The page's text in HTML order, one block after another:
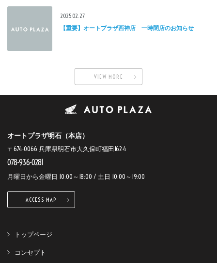
2025.02.27
【重要】オートプラザ西神店 一時閉店のお知らせ
VIEW MORE
オートプラザ明石（本店）
〒674-0066 兵庫県明石市大久保町福田162-4
078-936-0281
月曜日から金曜日 10:00～18:00 / 土日 10:00～19:00
ACCESS MAP
トップページ
コンセプト